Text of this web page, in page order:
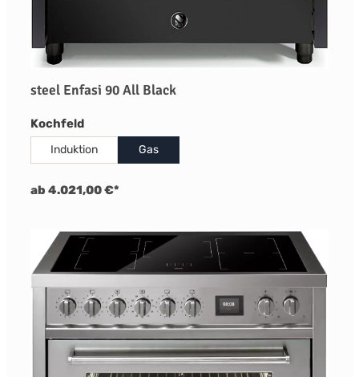
steel Enfasi 90 All Black
Kochfeldauswählen
Induktion Gas
ab 4.021,00 €*